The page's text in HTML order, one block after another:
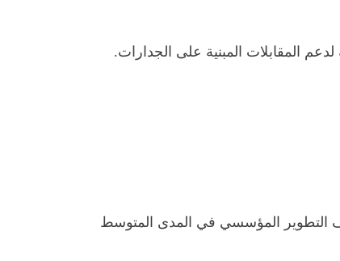
المقابلات المبنية على الجدارات.
التطوير المؤسسي في المدى المتوسط